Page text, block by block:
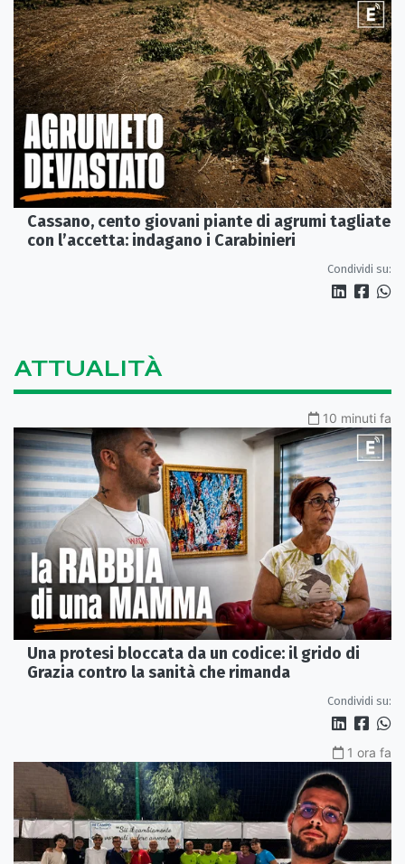
Cassano, cento giovani piante di agrumi tagliate
con l’accetta: indagano i Carabinieri
Condividi su:
ATTUALITÀ
10 minuti fa
Una protesi bloccata da un codice: il grido di
Grazia contro la sanità che rimanda
Condividi su:
1 ora fa